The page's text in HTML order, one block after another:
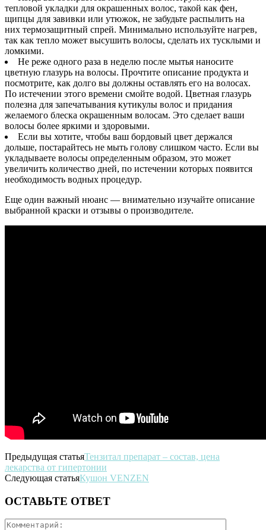
тепловой укладки для окрашенных волос, такой как фен,
щипцы для завивки или утюжок, не забудьте распылить на
них термозащитный спрей. Минимально используйте нагрев,
так как тепло может высушить волосы, сделать их тусклыми и
ломкими.
Не реже одного раза в неделю после мытья наносите
цветную глазурь на волосы. Прочтите описание продукта и
посмотрите, как долго вы должны оставлять его на волосах.
По истечении этого времени смойте водой. Цветная глазурь
полезна для запечатывания кутикулы волос и придания
желаемого блеска окрашенным волосам. Это сделает ваши
волосы более яркими и здоровыми.
Если вы хотите, чтобы ваш бордовый цвет держался
дольше, постарайтесь не мыть голову слишком часто. Если вы
укладываете волосы определенным образом, это может
увеличить количество дней, по истечении которых появится
необходимость водных процедур.
Еще один важный нюанс — внимательно изучайте описание
выбранной краски и отзывы о производителе.
Предыдущая статьяТензитал препарат – состав, цена
лекарства от гипертонии
Следующая статьяКушон VENZEN
ОСТАВЬТЕ ОТВЕТ